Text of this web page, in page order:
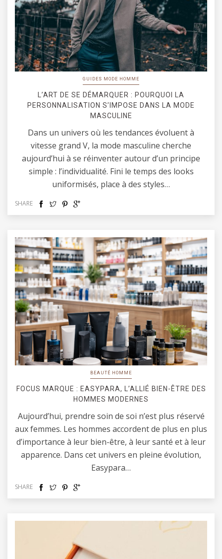
GUIDES MODE HOMME
L’ART DE SE DÉMARQUER : POURQUOI LA
PERSONNALISATION S’IMPOSE DANS LA MODE
MASCULINE
Dans un univers où les tendances évoluent à
vitesse grand V, la mode masculine cherche
aujourd’hui à se réinventer autour d’un principe
simple : l’individualité. Fini le temps des looks
uniformisés, place à des styles…
SHARE
BEAUTÉ HOMME
FOCUS MARQUE : EASYPARA, L’ALLIÉ BIEN-ÊTRE DES
HOMMES MODERNES
Aujourd’hui, prendre soin de soi n’est plus réservé
aux femmes. Les hommes accordent de plus en plus
d’importance à leur bien-être, à leur santé et à leur
apparence. Dans cet univers en pleine évolution,
Easypara…
SHARE